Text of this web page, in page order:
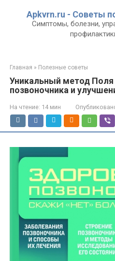
Apkvrn.ru - Советы
Симптомы, болезни,
Главная » Полезные советы
Уникальный метод Поля
позвоночника и
На чтение: 14 мин